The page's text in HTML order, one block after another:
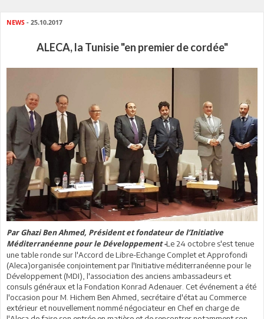
NEWS - 25.10.2017
ALECA, la Tunisie "en premier de cordée"
Par Ghazi Ben Ahmed, Président et fondateur de l’Initiative
Méditerranéenne pour le Développement -Le 24 octobre s'est tenue
une table ronde sur l'Accord de Libre-Echange Complet et Approfondi
(Aleca)organisée conjointement par l'Initiative méditerranéenne pour le
Développement (MDI), l'association des anciens ambassadeurs et
consuls généraux et la Fondation Konrad Adenauer. Cet événement a été
l'occasion pour M. Hichem Ben Ahmed, secrétaire d'état au Commerce
extérieur et nouvellement nommé négociateur en Chef en charge de